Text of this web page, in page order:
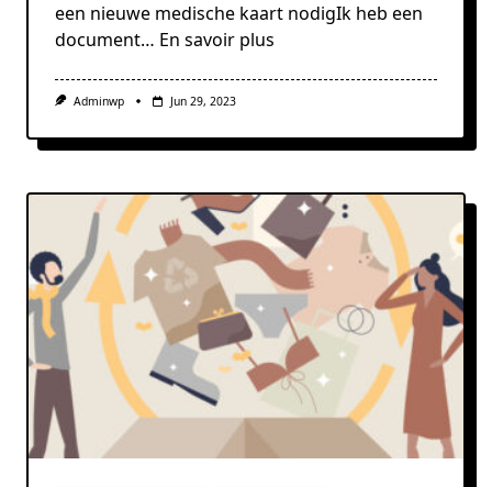
een nieuwe medische kaart nodigIk heb een
document… En savoir plus
Adminwp Jun 29, 2023